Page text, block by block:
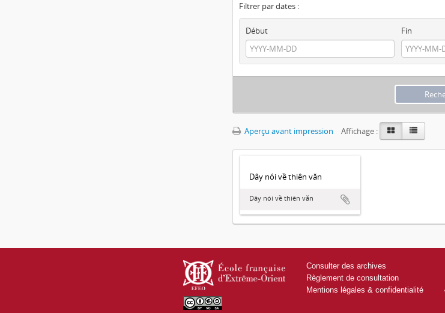
Filtrer par dates :
Début
Fin
Aperçu avant impression Affichage :
Dây nói về thiên văn
Dây nói về thiên văn
Consulter des archives
Règlement de consultation
Mentions légales & confidentialité